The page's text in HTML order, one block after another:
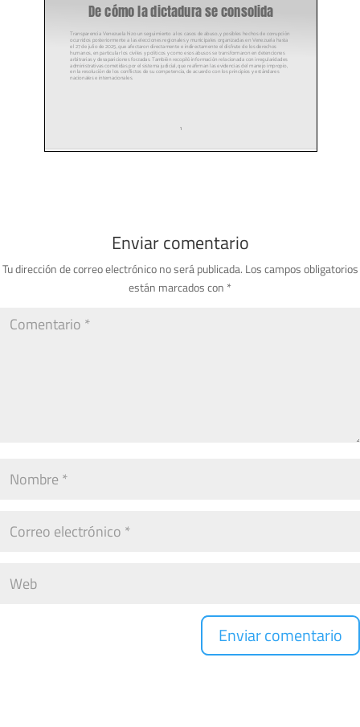
Enviar comentario
Tu dirección de correo electrónico no será publicada. Los campos obligatorios
están marcados con *